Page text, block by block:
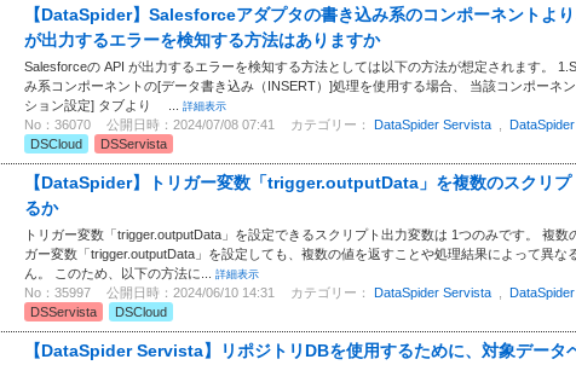
【DataSpider】Salesforceアダプタの書き込み系のコンポーネントよ
が出力するエラーを検知する方法はありますか
Salesforceの API が出力するエラーを検知する方法としては以下の方法が想定されます。
み系コンポーネントの[データ書き込み（INSERT）]処理を使用する場合、 当該コンポーネ
ション設定] タブより ...
詳細表示
No：36070 公開日時：2024/07/08 07:41 カテゴリー： DataSpider Servista,
DSCloud
DSServista
【DataSpider】トリガー変数「trigger.outputData」を複数のスクリプ
るか
トリガー変数「trigger.outputData」を設定できるスクリプト出力変数は 1つのみです。 複数
ガー変数「trigger.outputData」を設定しても、複数の値を返すことや処理結果によって異な
ん。 このため、以下の方法に...
詳細表示
No：35997 公開日時：2024/06/10 14:31 カテゴリー： DataSpider Servista,
DSServista
DSCloud
【DataSpider Servista】リポジトリDBを使用するために、対象データ